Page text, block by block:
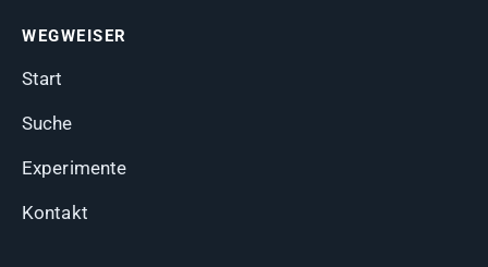
WEGWEISER
Start
Suche
Experimente
Kontakt